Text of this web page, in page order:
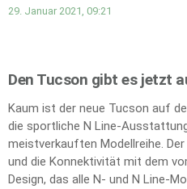
29. Januar 2021, 09:21
Den Tucson gibt es jetzt
Kaum ist der neue Tucson auf
die sportliche N Line-
meistverkauften Modellreihe.
und die Konnektivität mit dem
Design, das alle N- und N Line-